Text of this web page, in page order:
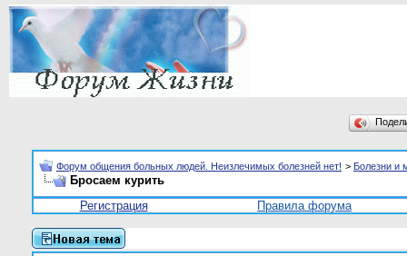
Форум общения больных людей. Неизлечимых болезней нет! > Болезни и
Бросаем курить
Регистрация
Правила форума